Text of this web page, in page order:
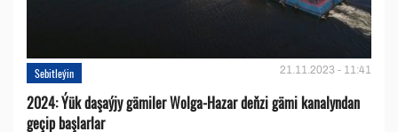
Sebitleýin 21.11.2023 - 11:41
2024: Ýük daşaýjy gämiler Wolga-Hazar deňzi gämi kanalyndan
geçip başlarlar